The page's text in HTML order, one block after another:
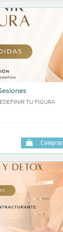
TU FIGURA
Comprar